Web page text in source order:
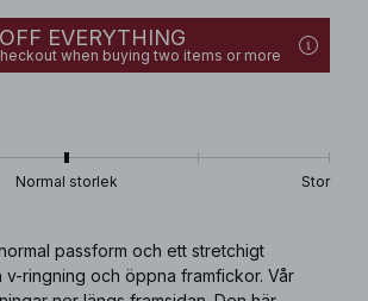
EVERYTHING
when buying two items or more
Normal storlek Stor
passform och ett stretchigt
v-ringning och öppna framfickor. Vår